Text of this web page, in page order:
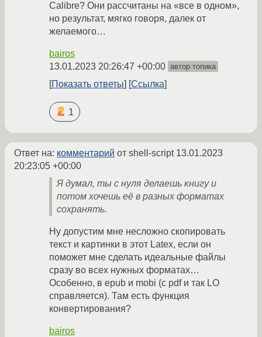
Calibre? Они рассчитаны на «все в одном»,
но результат, мягко говоря, далек от
желаемого…
bairos
13.01.2023 20:26:47 +00:00 автор топика
Показать ответы Ссылка
1
Ответ на: комментарий от shell-script 13.01.2023
20:23:05 +00:00
Я думал, ты с нуля делаешь книгу и
потом хочешь её в разных форматах
сохранять.
Ну допустим мне несложно скопировать
текст и картинки в этот Latex, если он
поможет мне сделать идеальные файлы
сразу во всех нужных форматах…
Особенно, в epub и mobi (с pdf и так LO
справляется). Там есть функция
конвертирования?
bairos